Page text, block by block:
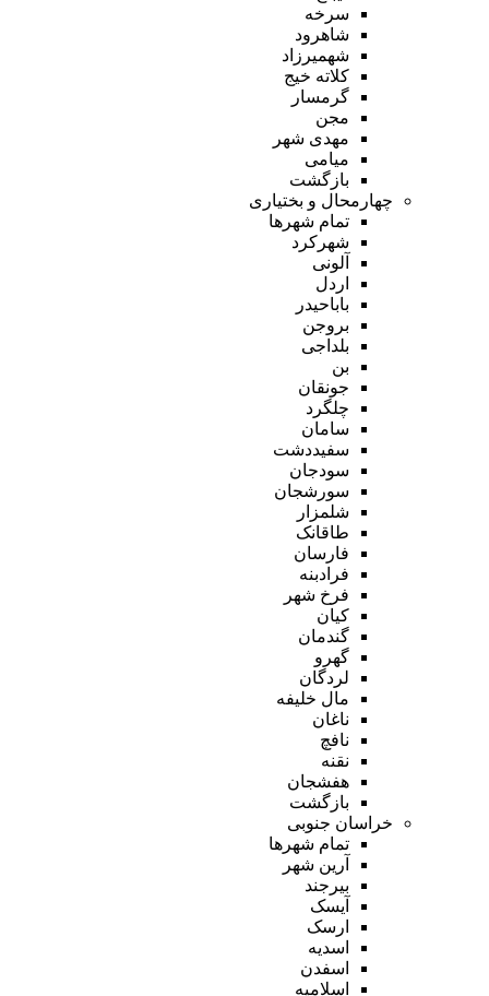
سرخه
شاهرود
شهمیرزاد
کلاته خیج
گرمسار
مجن
مهدی شهر
میامی
بازگشت
چهارمحال و بختیاری
تمام شهر‌ها
شهرکرد
آلونی
اردل
باباحیدر
بروجن
بلداجی
بن
جونقان
چلگرد
سامان
سفیددشت
سودجان
سورشجان
شلمزار
طاقانک
فارسان
فرادبنه
فرخ شهر
کیان
گندمان
گهرو
لردگان
مال خلیفه
ناغان
نافچ
نقنه
هفشجان
بازگشت
خراسان جنوبی
تمام شهر‌ها
آرین شهر
بیرجند
آیسک
ارسک
اسدیه
اسفدن
اسلامیه